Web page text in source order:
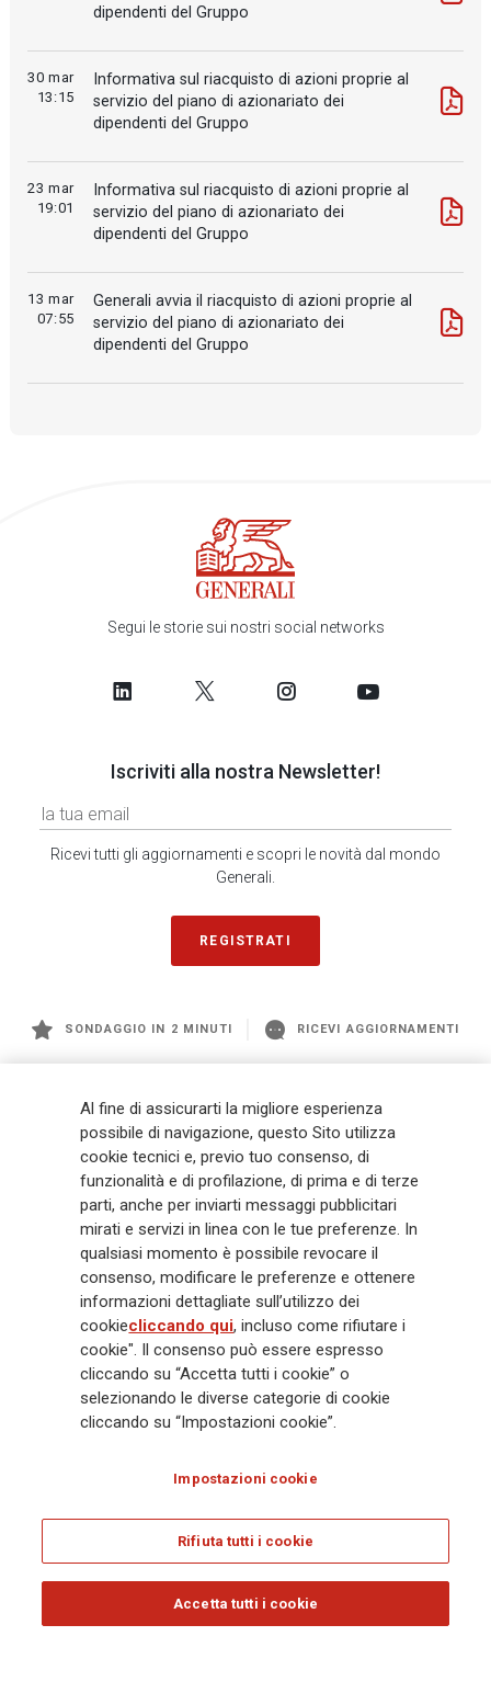
dipendenti del Gruppo
30 mar
13:15
Informativa sul riacquisto di azioni proprie al
servizio del piano di azionariato dei
dipendenti del Gruppo
23 mar
19:01
Informativa sul riacquisto di azioni proprie al
servizio del piano di azionariato dei
dipendenti del Gruppo
13 mar
07:55
Generali avvia il riacquisto di azioni proprie al
servizio del piano di azionariato dei
dipendenti del Gruppo
Segui le storie sui nostri social networks
Iscriviti alla nostra Newsletter!
Ricevi tutti gli aggiornamenti e scopri le novità dal mondo
Generali.
REGISTRATI
SONDAGGIO IN 2 MINUTI RICEVI AGGIORNAMENTI
management a livello globale, con premi complessivi pari a € 98,1
miliardi e € 900 miliardi di AUM nel 2025. Fondato nel 1831, con oltre 88
mila dipendenti e 163 mila agenti che servono 75 milioni di clienti, il
Gruppo ha una posizione di leadership in Europa e una presenza
crescente in Asia e America. Al centro della strategia di Generali c'è il suo
impegno Lifetime Partner verso i clienti, realizzato attraverso soluzioni
innovative e personalizzate, un'esperienza cliente di prima classe e le sue
capacità di distribuzione globale digitalizzata. Il Gruppo ha
completamente integrato la sostenibilità in tutte le scelte strategiche, con
l'obiettivo di creare valore per tutti gli stakeholder mentre costruisce una
società più equa e resiliente.
Legal Info Cookie Policy Privacy & GDPR
Al fine di assicurarti la migliore esperienza
possibile di navigazione, questo Sito utilizza
cookie tecnici e, previo tuo consenso, di
funzionalità e di profilazione, di prima e di terze
parti, anche per inviarti messaggi pubblicitari
mirati e servizi in linea con le tue preferenze. In
qualsiasi momento è possibile revocare il
consenso, modificare le preferenze e ottenere
informazioni dettagliate sull’utilizzo dei
cookiecliccando qui, incluso come rifiutare i
cookie". Il consenso può essere espresso
cliccando su “Accetta tutti i cookie” o
selezionando le diverse categorie di cookie
cliccando su “Impostazioni cookie”.
Impostazioni cookie
Rifiuta tutti i cookie
Accetta tutti i cookie